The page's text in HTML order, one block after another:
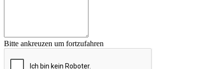
Bitte ankreuzen um fortzufahren